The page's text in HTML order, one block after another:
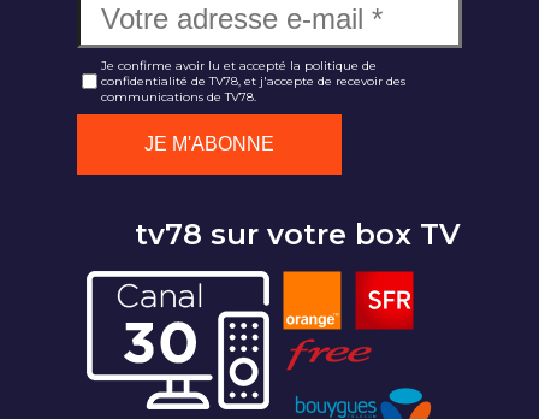
Je confirme avoir lu et accepté la politique de
confidentialité de TV78, et j'accepte de recevoir des
communications de TV78.
tv78 sur votre box TV